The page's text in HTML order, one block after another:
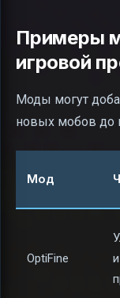
Примеры
игровой
Моды могут
новых мобов до
Мод
OptiFine
и